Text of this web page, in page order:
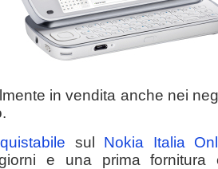
in vendita anche nei
sul Nokia Italia
e una prima fornitura